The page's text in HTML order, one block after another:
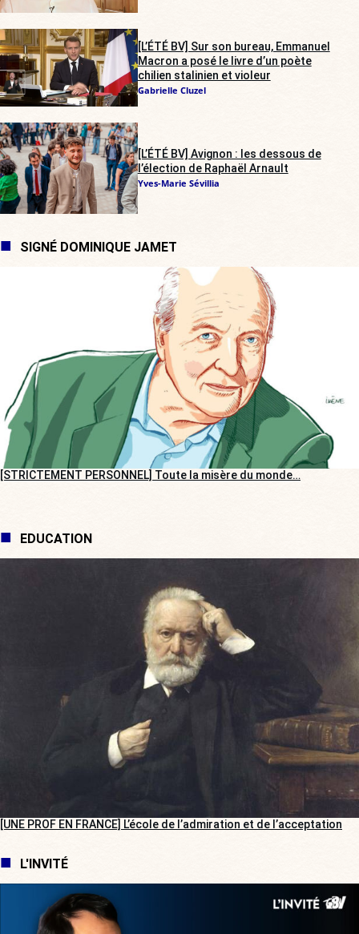
[L’ÉTÉ BV] Sur son bureau, Emmanuel
Macron a posé le livre d’un poète
chilien stalinien et violeur
Gabrielle Cluzel
[L’ÉTÉ BV] Avignon : les dessous de
l’élection de Raphaël Arnault
Yves-Marie Sévillia
SIGNÉ DOMINIQUE JAMET
[STRICTEMENT PERSONNEL] Toute la misère du monde…
EDUCATION
[UNE PROF EN FRANCE] L’école de l’admiration et de l’acceptation
L'INVITÉ